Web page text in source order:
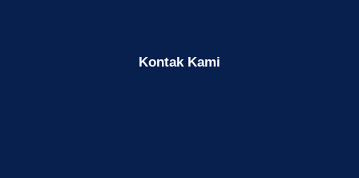
Kontak Kami